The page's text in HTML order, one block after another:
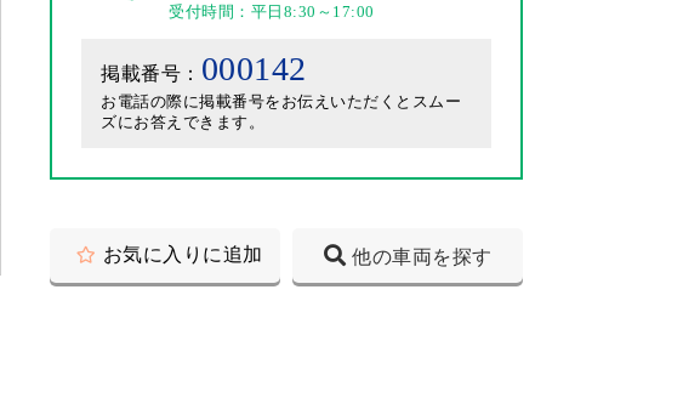
受付時間：平日8:30～17:00
掲載番号： 000142
お電話の際に掲載番号をお伝えいただくとスムー
ズにお答えできます。
お気に入りに追加 他の車両を探す